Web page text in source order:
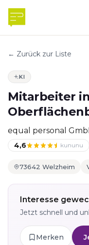
← Zurück zur Liste
KI
Mitarbeiter
equal personal
4,6 kununu
73642 Welzheim
Interesse
Jetzt schnell und
Merken